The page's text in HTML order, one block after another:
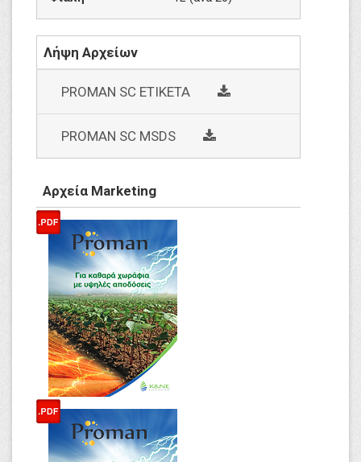
Λήψη Αρχείων
PROMAN SC ΕΤΙΚΕΤΑ social
PROMAN SC MSDS social
Αρχεία Marketing